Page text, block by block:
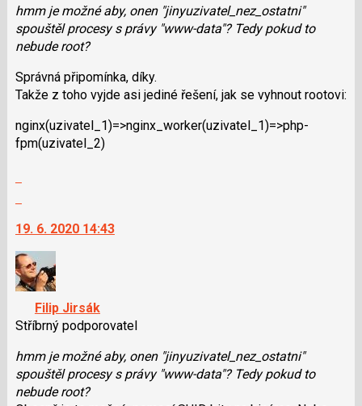
použít
i
klávesy
pro
následující
P
pro
hmm je možné aby, onen "jinyuzivatel_nez_os­tatni"
spouštěl procesy s právy "www-data"? Tedy pokud to
nebude root?
Správná připomínka, díky.
Takže z toho vyjde asi jediné řešení, jak se vyhnout rootovi:
nginx(uzivatel_1)=>ngin­x_worker(uziva­tel_1)=>php-
fpm(uzivatel_2)
další
nový
názor.
K
navigaci
lze
použít
i
klávesy
N
19. 6. 2020 14:43
Filip Jirsák
Stříbrný podporovatel
hmm je možné aby, onen "jinyuzivatel_nez_os­tatni"
spouštěl procesy s právy "www-data"? Tedy pokud to
nebude root?